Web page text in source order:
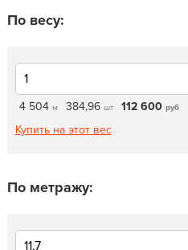
По весу:
4 504 м 384,96 шт 112 600 руб
Купить на этот вес
По метражу: